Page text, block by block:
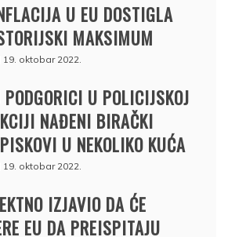
U EU DOSTIGLA
MAKSIMUM
19. oktobar 2022.
PODGORICI U POLICIJSKOJ
NAĐENI BIRAČKI
U NEKOLIKO KUĆA
19. oktobar 2022.
IZJAVIO DA ĆE
EU DA PREISPITAJU